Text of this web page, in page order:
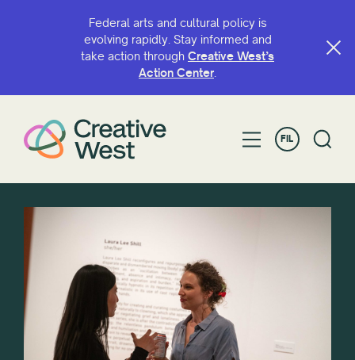
Federal arts and cultural policy is
evolving rapidly. Stay informed and
take action through Creative West’s
Action Center.
FIL